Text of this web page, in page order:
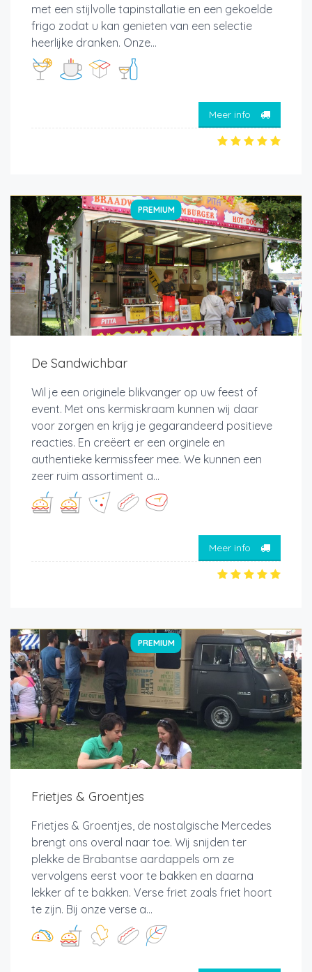
met een stijlvolle tapinstallatie en een gekoelde
frigo zodat u kan genieten van een selectie
heerlijke dranken. Onze...
Meer info
PREMIUM
De Sandwichbar
Wil je een originele blikvanger op uw feest of
event. Met ons kermiskraam kunnen wij daar
voor zorgen en krijg je gegarandeerd positieve
reacties. En creëert er een orginele en
authentieke kermissfeer mee. We kunnen een
zeer ruim assortiment a...
Meer info
PREMIUM
Frietjes & Groentjes
Frietjes & Groentjes, de nostalgische Mercedes
brengt ons overal naar toe. Wij snijden ter
plekke de Brabantse aardappels om ze
vervolgens eerst voor te bakken en daarna
lekker af te bakken. Verse friet zoals friet hoort
te zijn. Bij onze verse a...